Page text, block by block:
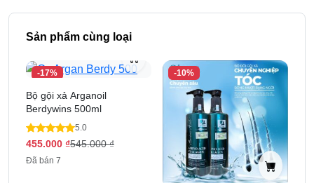
Sản phẩm cùng loại
-17%
Bộ gội xả Arganoil
Berdywins 500ml
5.0
455.000 ₫545.000₫
Đã bán 7
-10%